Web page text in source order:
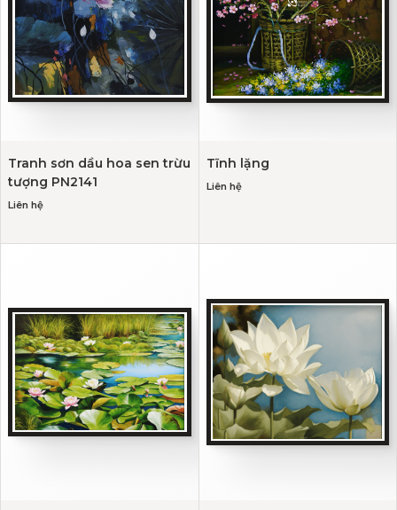
Tranh sơn dầu hoa sen trừu
tượng PN2141
Liên hệ
Tĩnh lặng
Liên hệ